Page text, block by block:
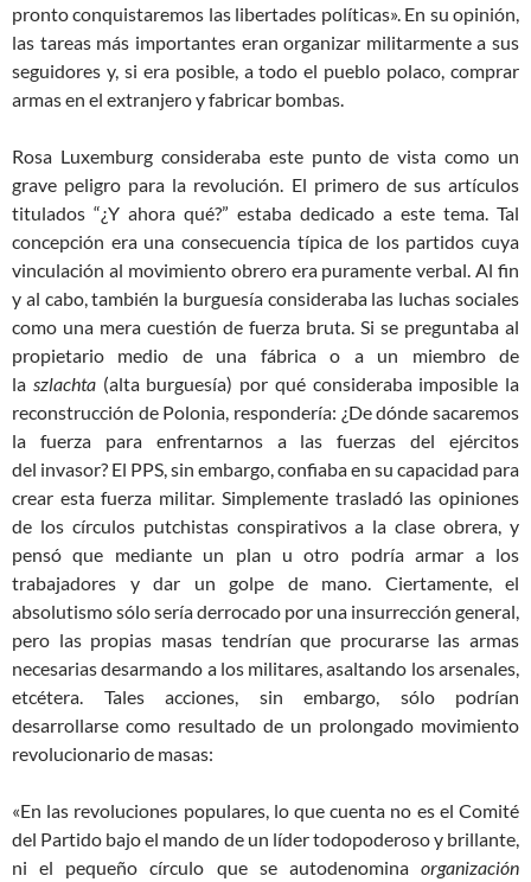
prontoconquistaremos las libertades políticas». En su opinión,
las tareas más importantes eran organizar militarmente a sus
seguidores y, si era posible, a todo el pueblo polaco, comprar
armas en el extranjero y fabricar bombas.
Rosa Luxemburg consideraba este punto de vista como un
grave peligro para la revolución. El primero de sus artículos
titulados “¿Y ahora qué?” estaba dedicado a este tema. Tal
concepción era una consecuencia típica de los partidos cuya
vinculación al movimiento obrero era puramente verbal. Al fin
y al cabo, también la burguesía consideraba las luchas sociales
como una mera cuestión de fuerza bruta. Si se preguntaba al
propietario medio de una fábrica o a un miembro de
la szlachta(alta burguesía) por qué consideraba imposible la
reconstrucción de Polonia, respondería: ¿De dónde sacaremos
la fuerza para enfrentarnos a las fuerzasdel ejércitos
del invasor? El PPS, sin embargo, confiaba en su capacidad para
crear esta fuerza militar. Simplemente trasladó las opiniones
de los círculos putchistas conspirativos a la clase obrera, y
pensó que mediante un plan u otro podría armar a los
trabajadores y dar un golpe de mano. Ciertamente, el
absolutismo sólo sería derrocado por una insurrección general,
pero las propias masas tendrían que procurarse las armas
necesarias desarmando a los militares, asaltando los arsenales,
etcétera. Tales acciones, sin embargo, sólo podrían
desarrollarse como resultado de un prolongado movimiento
revolucionario de masas:
«En las revoluciones populares, lo que cuenta no es el Comité
del Partido bajo el mando de un líder todopoderoso y brillante,
ni el pequeño círculo que se autodenomina organización